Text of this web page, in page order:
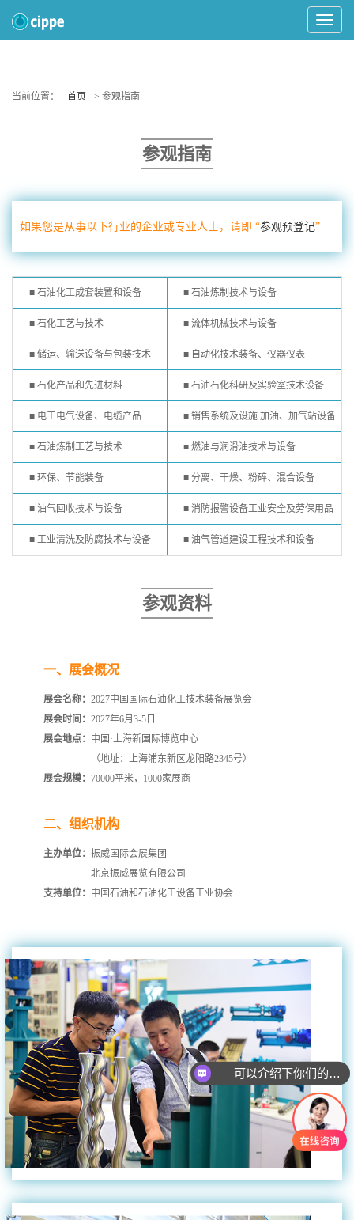
Toggle
当前位置： 首页 > 参观指南
参观指南
如果您是从事以下行业的企业或专业人士，请即 “参观预登记”
■ 石油化工成套装置和设备 ■ 石油炼制技术与设备
■ 石化工艺与技术 ■ 流体机械技术与设备
■ 储运、输送设备与包装技术 ■ 自动化技术装备、仪器仪表
■ 石化产品和先进材料 ■ 石油石化科研及实验室技术设备
■ 电工电气设备、电缆产品 ■ 销售系统及设施 加油、加气站设备
■ 石油炼制工艺与技术 ■ 燃油与润滑油技术与设备
■ 环保、节能装备 ■ 分离、干燥、粉碎、混合设备
■ 油气回收技术与设备 ■ 消防报警设备工业安全及劳保用品
■ 工业清洗及防腐技术与设备 ■ 油气管道建设工程技术和设备
参观资料
一、展会概况
展会名称： 2027中国国际石油化工技术装备展览会
展会时间： 2027年6月3-5日
展会地点： 中国·上海新国际博览中心
（地址：上海浦东新区龙阳路2345号）
展会规模： 70000平米，1000家展商
二、组织机构
主办单位： 振威国际会展集团
北京振威展览有限公司
支持单位： 中国石油和石油化工设备工业协会
可以介绍下你们的产品么